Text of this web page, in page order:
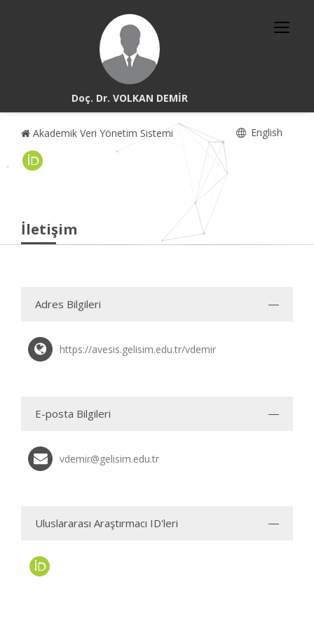
Doç. Dr. VOLKAN DEMİR
Akademik Veri Yönetim Sistemi English
İletişim
Adres Bilgileri
https://avesis.gelisim.edu.tr/vdemir
E-posta Bilgileri
vdemir@gelisim.edu.tr
Uluslararası Araştırmacı ID'leri